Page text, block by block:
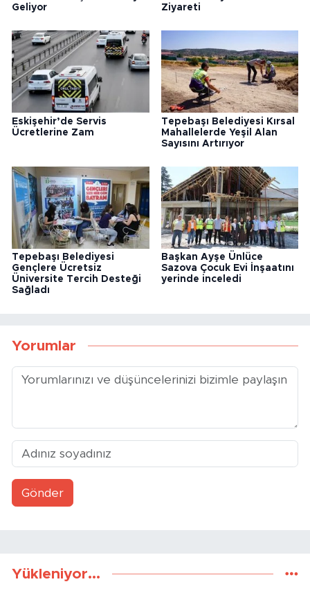
Geliyor
Ziyareti
Eskişehir’de Servis
Ücretlerine Zam
Tepebaşı Belediyesi Kırsal
Mahallelerde Yeşil Alan
Sayısını Artırıyor
Tepebaşı Belediyesi
Gençlere Ücretsiz
Üniversite Tercih Desteği
Sağladı
Başkan Ayşe Ünlüce
Sazova Çocuk Evi İnşaatını
yerinde inceledi
Yorumlar
Gönder
Yükleniyor...